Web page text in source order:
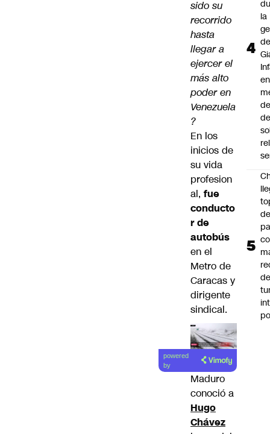
sido su
recorrido
hasta
llegar a
ejercer el
más alto
poder en
Venezuela
?
En los
inicios de
su vida
profesion
al, fue
conducto
r de
autobús
en el
Metro de
Caracas y
dirigente
sindical.
Lea el
artículo
powered
by
Maduro
conoció a
Hugo
Chávez
la
de
en
de